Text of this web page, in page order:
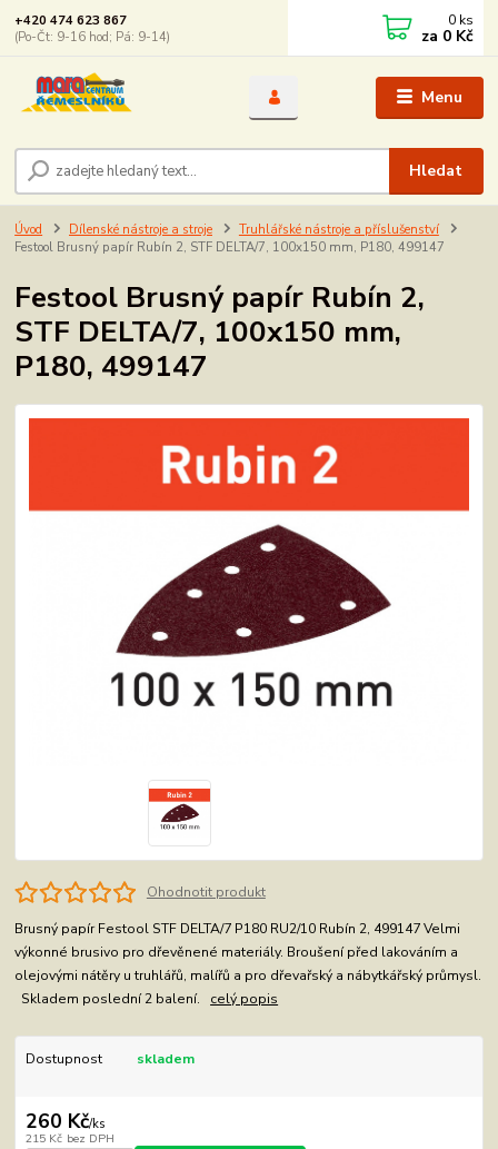
Menu
Hledat
+420 474 623 867
(Po-Čt: 9-16 hod; Pá: 9-14)
0 ks
za 0 Kč
Úvod Dílenské nástroje a stroje
Truhlářské nástroje a příslušenství
Festool Brusný papír Rubín 2, STF DELTA/7, 100x150 mm, P180, 499147
Festool Brusný papír Rubín 2,
STF DELTA/7, 100x150 mm,
P180, 499147
Ohodnotit produkt
Brusný papír Festool STF DELTA/7 P180 RU2/10 Rubín 2, 499147 Velmi
výkonné brusivo pro dřevěnené materiály. Broušení před lakováním a
olejovými nátěry u truhlářů, malířů a pro dřevařský a nábytkářský průmysl.
Skladem poslední 2 balení. celý popis
Dostupnost skladem
260 Kč/ks
215 Kč bez DPH